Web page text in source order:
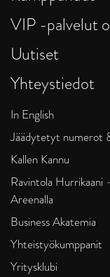
VIP -palvelut
Uutiset
Yhteystiedot
In English
Jäädytetyt numerot
Kallen Kannu
Ravintola Hurrikaani
Areenalla
Business Akatemia
Yhteistyökumppanit
Yritysklubi